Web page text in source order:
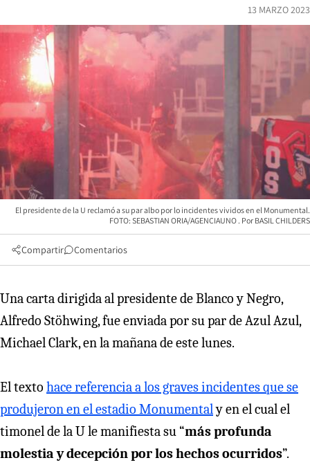
13 MARZO 2023
El presidente de la U reclamó a su par albo por lo incidentes vividos en el Monumental.
FOTO: SEBASTIAN ORIA/AGENCIAUNO
BASIL CHILDERS
Compartir Comentarios
Una carta dirigida al presidente de Blanco y Negro,
Alfredo Stöhwing, fue enviada por su par de Azul Azul,
Michael Clark, en la mañana de este lunes.
El texto hace referencia a los graves incidentes que se
produjeron en el estadio Monumentaly en el cual el
timonel de la U le manifiesta su “más profunda
molestia y decepción por los hechos ocurridos”.